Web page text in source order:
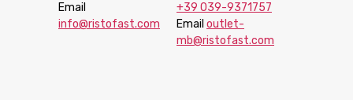
Email
info@ristofast.com
+39 039-9371757
Email outlet-
mb@ristofast.com